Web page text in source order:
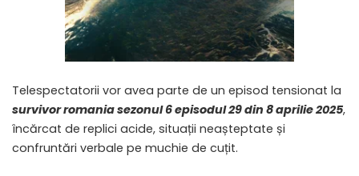
Telespectatorii vor avea parte de un episod tensionat la
survivor romania sezonul 6 episodul 29 din 8 aprilie 2025,
încărcat de replici acide, situații neașteptate și
confruntări verbale pe muchie de cuțit.